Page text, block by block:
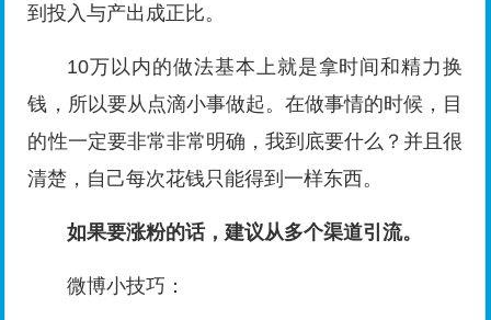
到投入与产出成正比。
10万以内的做法基本上就是拿时间和精力换
钱，所以要从点滴小事做起。在做事情的时候，目
的性一定要非常非常明确，我到底要什么？并且很
清楚，自己每次花钱只能得到一样东西。
如果要涨粉的话，建议从多个渠道引流。
微博小技巧：